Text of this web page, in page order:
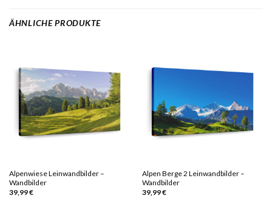
ÄHNLICHE PRODUKTE
Alpenwiese Leinwandbilder –
Wandbilder
39,99€
Alpen Berge 2 Leinwandbilder –
Wandbilder
39,99€